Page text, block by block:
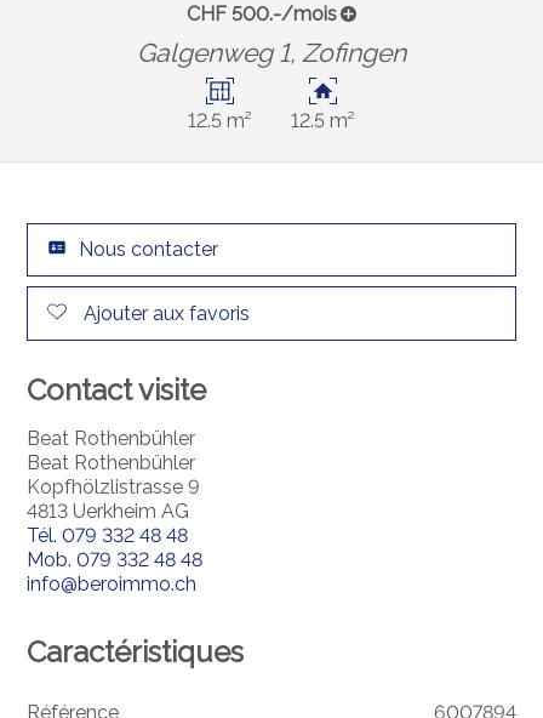
CHF 500.-/mois
Galgenweg 1, Zofingen
12.5 m² 12.5 m²
Nous contacter
Ajouter aux favoris
Contact visite
Beat Rothenbühler
Beat Rothenbühler
Kopfhölzlistrasse 9
4813 Uerkheim AG
Tél.079 332 48 48
Mob.079 332 48 48
info@beroimmo.ch
Caractéristiques
Référence 6007894